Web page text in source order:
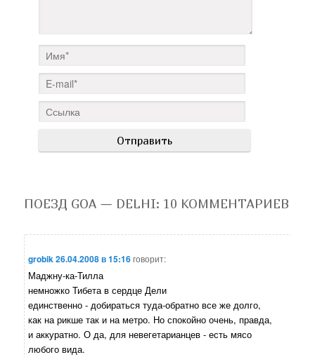
ПОЕЗД GOA — DELHI: 10 КОММЕНТАРИЕВ
grobik26.04.2008 в 15:16говорит:
Маджну-ка-Тилла
немножко Тибета в сердце Дели
единственно - добираться туда-обратно все же долго,
как на рикше так и на метро. Но спокойно очень, правда,
и аккуратно. О да, для невегетарианцев - есть мясо
любого вида.